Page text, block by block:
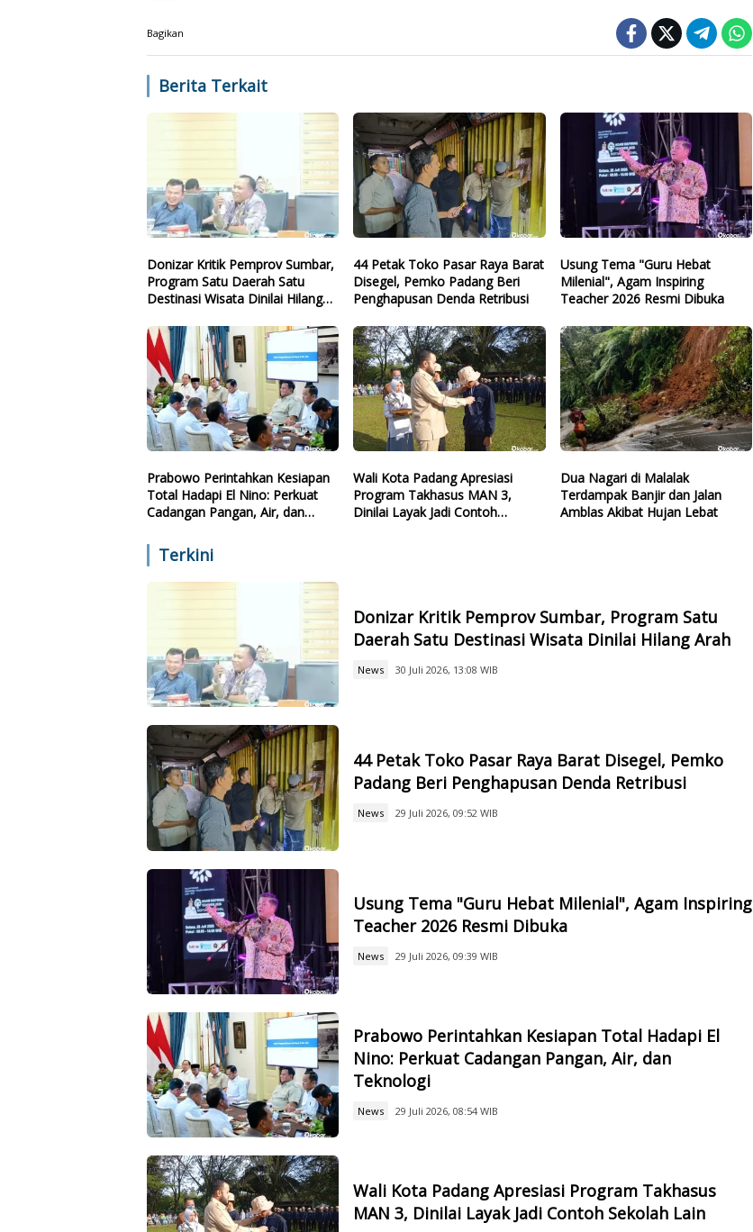
Bagikan
Berita Terkait
Donizar Kritik Pemprov Sumbar,
Program Satu Daerah Satu
Destinasi Wisata Dinilai Hilang
44 Petak Toko Pasar Raya Barat
Disegel, Pemko Padang Beri
Penghapusan Denda Retribusi
Usung Tema "Guru Hebat
Milenial", Agam Inspiring
Teacher 2026 Resmi Dibuka
Prabowo Perintahkan Kesiapan
Total Hadapi El Nino: Perkuat
Cadangan Pangan, Air, dan
Wali Kota Padang Apresiasi
Program Takhasus MAN 3,
Dinilai Layak Jadi Contoh
Dua Nagari di Malalak
Terdampak Banjir dan Jalan
Amblas Akibat Hujan Lebat
Terkini
Donizar Kritik Pemprov Sumbar, Program Satu
Daerah Satu Destinasi Wisata Dinilai Hilang Arah
News 30 Juli 2026, 13:08 WIB
44 Petak Toko Pasar Raya Barat Disegel, Pemko
Padang Beri Penghapusan Denda Retribusi
News 29 Juli 2026, 09:52 WIB
Usung Tema "Guru Hebat Milenial", Agam Inspiring
Teacher 2026 Resmi Dibuka
News 29 Juli 2026, 09:39 WIB
Prabowo Perintahkan Kesiapan Total Hadapi El
Nino: Perkuat Cadangan Pangan, Air, dan
Teknologi
News 29 Juli 2026, 08:54 WIB
Wali Kota Padang Apresiasi Program Takhasus
MAN 3, Dinilai Layak Jadi Contoh Sekolah Lain